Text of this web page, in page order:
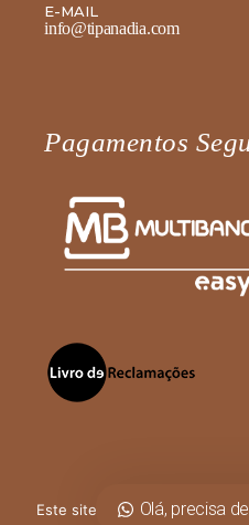
E-MAIL
info@tipanadia.com
Pagamentos
Olá, precisa
Este site utiliza cookies para